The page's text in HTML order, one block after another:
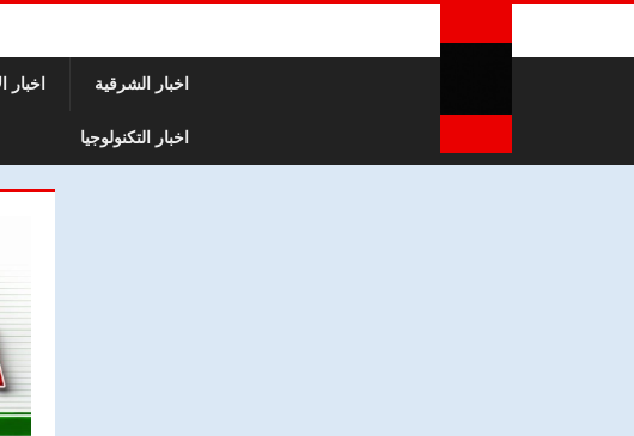
اخبار الشرقية اخبار
اخبار التكنولوجيا